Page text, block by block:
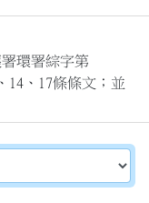
環署綜字第
14、17條條文；並